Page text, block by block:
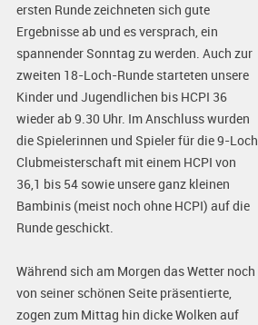
ersten Runde zeichneten sich gute
Ergebnisse ab und es versprach, ein
spannender Sonntag zu werden. Auch zur
zweiten 18-Loch-Runde starteten unsere
Kinder und Jugendlichen bis HCPI 36
wieder ab 9.30 Uhr. Im Anschluss wurden
die Spielerinnen und Spieler für die 9-Loch
Clubmeisterschaft mit einem HCPI von
36,1 bis 54 sowie unsere ganz kleinen
Bambinis (meist noch ohne HCPI) auf die
Runde geschickt.
Während sich am Morgen das Wetter noch
von seiner schönen Seite präsentierte,
zogen zum Mittag hin dicke Wolken auf